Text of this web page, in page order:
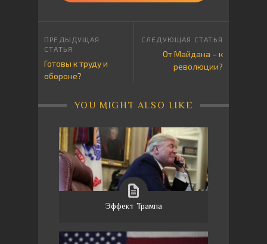
Готовы к труду и
обороне?
От Майдана – к
революции?
YOU MIGHT ALSO LIKE
Эффект Трампа